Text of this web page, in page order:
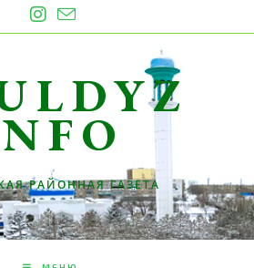
РАЙОННАЯ ГАЗЕТА